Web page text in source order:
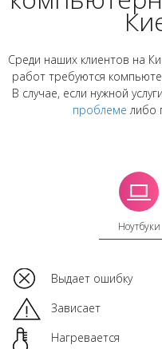
Среди наших клиентов на
работ требуются
В случае, если нужной
проблеме либо
Ноутбуки
Выдает ошибку
Зависает
Нагревается